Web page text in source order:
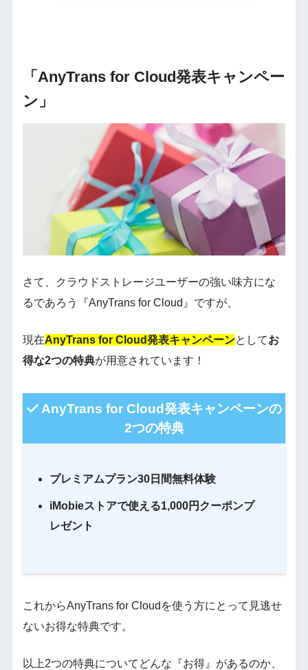
「AnyTrans for Cloud発表キャンペー
ン」
さて、クラウドストレージユーザーの強い味方にな
るであろう『AnyTrans for Cloud』ですが、
現在AnyTrans for Cloud発表キャンペーンとしてお
得な2つの特典が用意されています！
AnyTrans for Cloud発表キャンペーンの
2つの特典
プレミアムプラン30日間無料体験
iMobieストアで使える1,000円クーポンプ
レゼント
これからAnyTrans for Cloudを使う方にとって見逃せ
ないお得な特典です。
以上2つの特典についてどんな『お得』があるのか、